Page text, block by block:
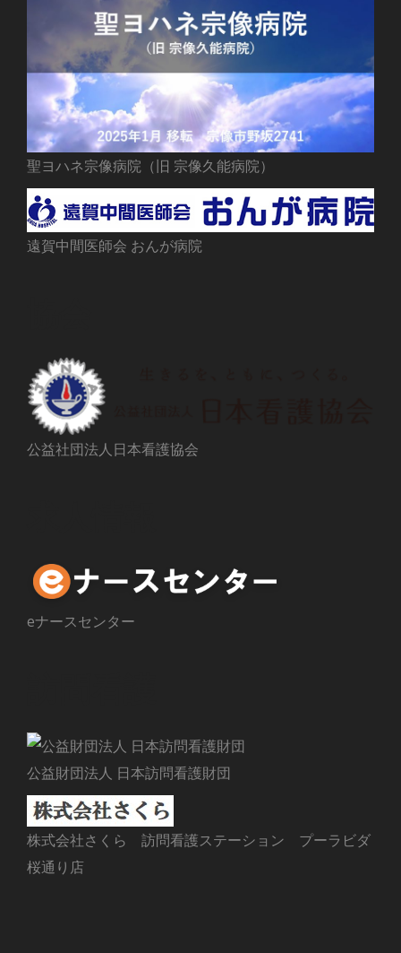
聖ヨハネ宗像病院（旧 宗像久能病院）
遠賀中間医師会 おんが病院
公益社団法人日本看護協会
eナースセンター
公益財団法人 日本訪問看護財団
株式会社さくら 訪問看護ステーション プーラビダ
桜通り店